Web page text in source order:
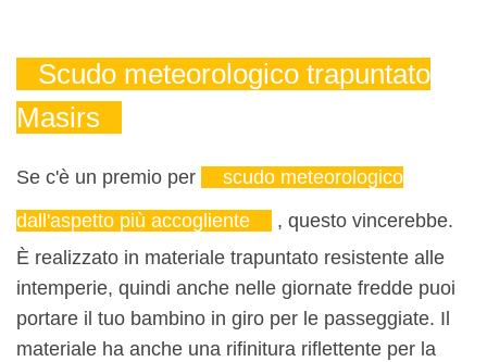
Scudo meteorologico trapuntato
Masirs
Se c'è un premio per
scudo meteorologico
dall'aspetto più accogliente
, questo vincerebbe.
È realizzato in materiale trapuntato resistente alle
intemperie, quindi anche nelle giornate fredde puoi
portare il tuo bambino in giro per le passeggiate. Il
materiale ha anche una rifinitura riflettente per la